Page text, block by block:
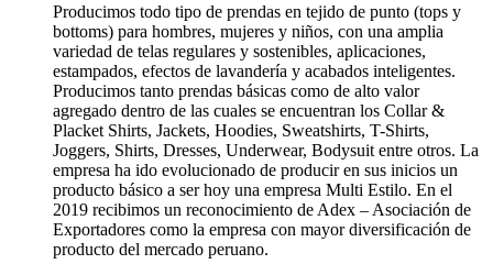
Producimos todo tipo de prendas en tejido de punto (tops y
bottoms) para hombres, mujeres y niños, con una amplia
variedad de telas regulares y sostenibles, aplicaciones,
estampados, efectos de lavandería y acabados inteligentes.
Producimos tanto prendas básicas como de alto valor
agregado dentro de las cuales se encuentran los Collar &
Placket Shirts, Jackets, Hoodies, Sweatshirts, T-Shirts,
Joggers, Shirts, Dresses, Underwear, Bodysuit entre otros. La
empresa ha ido evolucionado de producir en sus inicios un
producto básico a ser hoy una empresa Multi Estilo. En el
2019 recibimos un reconocimiento de Adex – Asociación de
Exportadores como la empresa con mayor diversificación de
producto del mercado peruano.